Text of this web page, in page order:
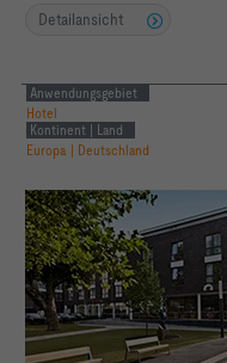
Detailansicht
Anwendungsgebiet
Hotel
Kontinent | Land
Europa | Deutschland